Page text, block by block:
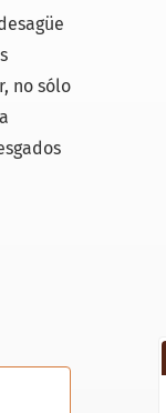
no sólo